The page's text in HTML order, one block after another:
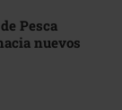
Pesca
nuevos